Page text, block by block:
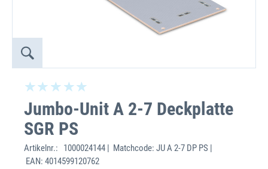
Jumbo-Unit A 2-7 Deckplatte
SGR PS
Artikelnr.:
1000024144 | Matchcode: JU A 2-7 DP PS |
EAN: 4014599120762